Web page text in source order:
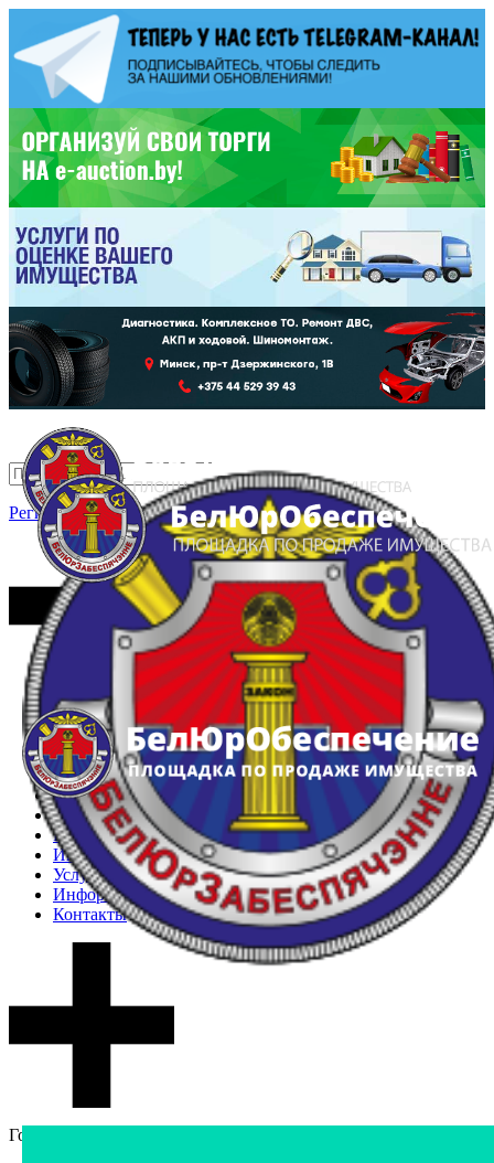
Регистрация Вход
Главная
Арестованное имущество
Реестр несостоявшихся торгов
Реестр переоценок
Частное имущество
Государственное имущество
Интернет-магазин
Интернет-витрина
Услуги
Информация
Контакты
Гостевой доступ